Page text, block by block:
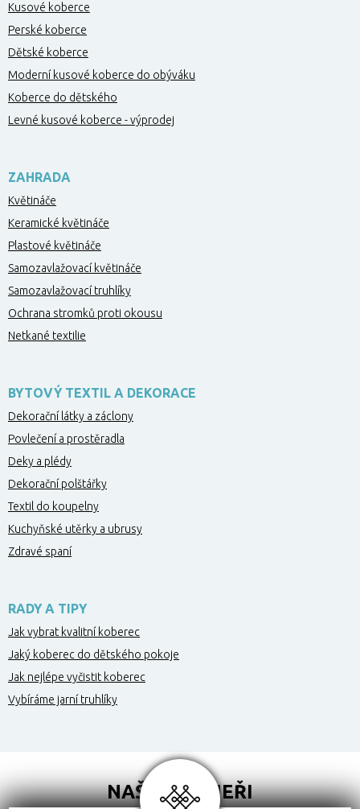
Kusové koberce
Perské koberce
Dětské koberce
Moderní kusové koberce do obýváku
Koberce do dětského
Levné kusové koberce - výprodej
ZAHRADA
Květináče
Keramické květináče
Plastové květináče
Samozavlažovací květináče
Samozavlažovací truhlíky
Ochrana stromků proti okousu
Netkané textilie
BYTOVÝ TEXTIL A DEKORACE
Dekorační látky a záclony
Povlečení a prostěradla
Deky a plédy
Dekorační polštářky
Textil do koupelny
Kuchyňské utěrky a ubrusy
Zdravé spaní
RADY A TIPY
Jak vybrat kvalitní koberec
Jaký koberec do dětského pokoje
Jak nejlépe vyčistit koberec
Vybíráme jarní truhlíky
NAŠI PARTNEŘI